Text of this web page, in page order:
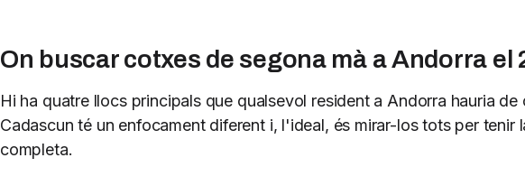
On buscar cotxes de segona mà a Andorra el
Hi ha quatre llocs principals que qualsevol resident a Andorra hauria de
Cadascun té un enfocament diferent i, l'ideal, és mirar-los tots per tenir
completa.